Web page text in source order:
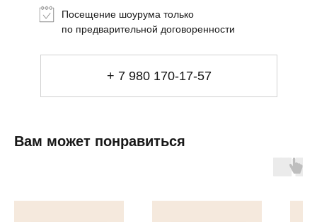
+ 7 980 170-17-57
Посещение шоурума только
по предварительной договоренности
Вам может понравиться
Мебель
Декор
Ценность обретения
Купить за 100 000 ₽
Купить за 100 000 ₽